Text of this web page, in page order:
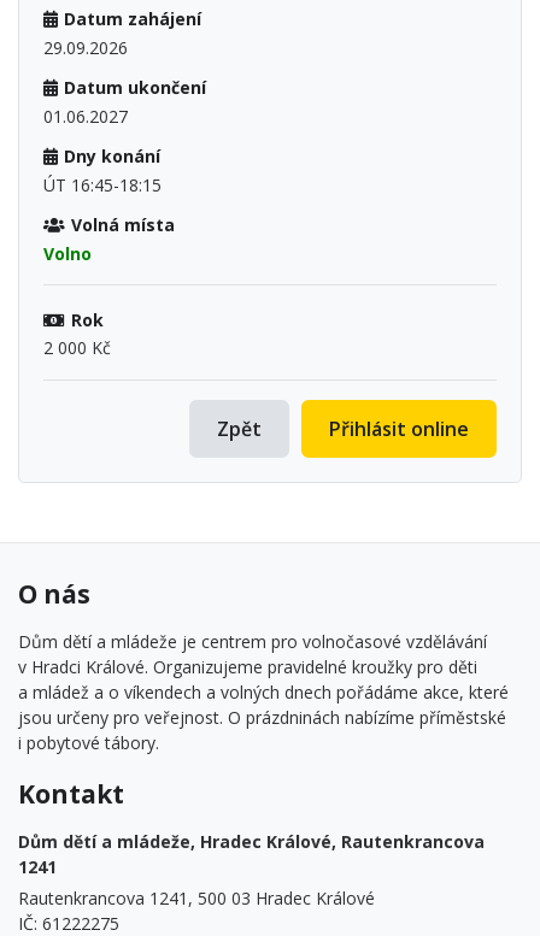
Datum zahájení
29.09.2026
Datum ukončení
01.06.2027
Dny konání
ÚT 16:45-18:15
Volná místa
Volno
Rok
2 000 Kč
Přihlásit online
Zpět
O nás
Dům dětí a mládeže je centrem pro volnočasové vzdělávání
v Hradci Králové. Organizujeme pravidelné kroužky pro děti
a mládež a o víkendech a volných dnech pořádáme akce, které
jsou určeny pro veřejnost. O prázdninách nabízíme příměstské
i pobytové tábory.
Kontakt
Dům dětí a mládeže, Hradec Králové, Rautenkrancova
1241
Rautenkrancova 1241, 500 03 Hradec Králové
IČ: 61222275